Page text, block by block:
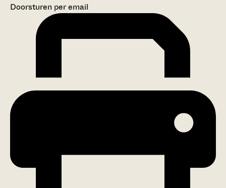
Doorsturen per email